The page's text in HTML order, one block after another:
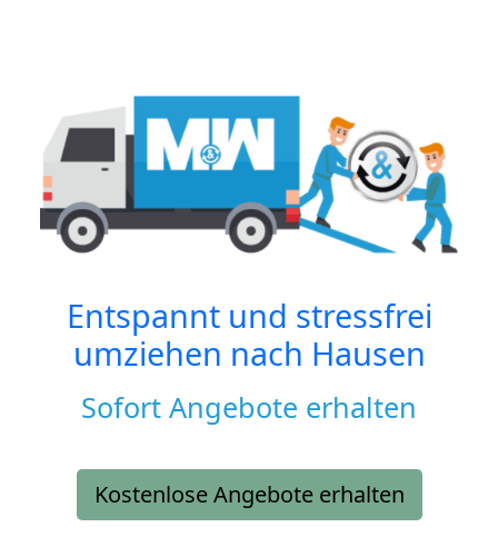
Entspannt und stressfrei
umziehen nach Hausen
Sofort Angebote erhalten
Kostenlose Angebote erhalten